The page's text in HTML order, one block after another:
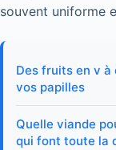
souvent uniforme
Des fruits en v
vos papilles
Quelle viande
qui font toute la